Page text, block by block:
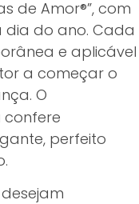
de Amor®”, com
do ano. Cada
e aplicável
a começar o
O
confere
perfeito